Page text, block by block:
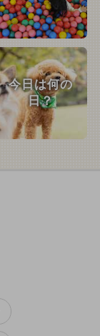
今日は何の
日？